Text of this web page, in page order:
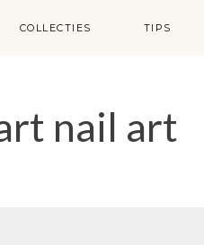
COLLECTIES TIPS
nail art